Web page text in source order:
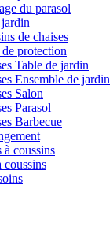
du parasol
de chaises
protection
Table de jardin
Ensemble de jardin
Salon
Parasol
Barbecue
à coussins
coussins